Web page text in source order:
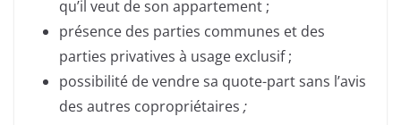
qu’il veut de son appartement ;
présence des parties communes et des
parties privatives à usage exclusif ;
possibilité de vendre sa quote-part sans l’avis
des autres copropriétaires ;